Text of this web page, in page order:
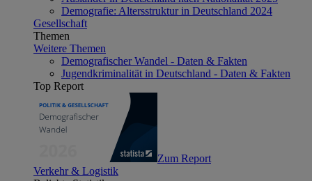
Demografie: Altersstruktur in Deutschland 2024
Gesellschaft
Themen
Weitere Themen
Demografischer Wandel - Daten & Fakten
Jugendkriminalität in Deutschland - Daten & Fakten
Top Report
Zum Report
Verkehr & Logistik